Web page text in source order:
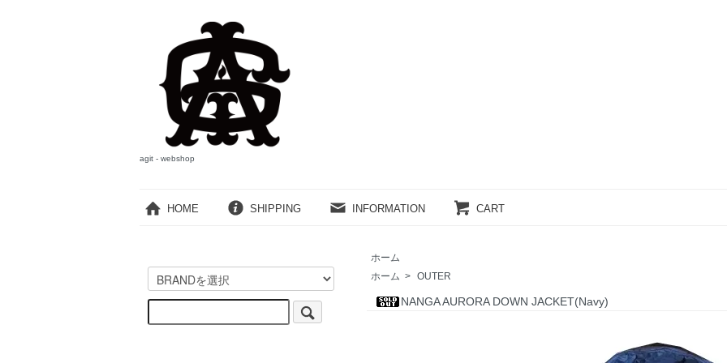
agit - webshop
HOME SHIPPING INFORMATION CART
ホーム
ホーム > OUTER
NANGA AURORA DOWN JACKET(Navy)